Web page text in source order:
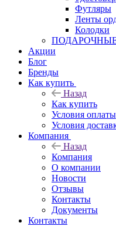
Футляры
Ленты
Колодки
Акции
Блог
Бренды
Как купить
Назад
Как купить
Условия оплаты
Условия
Компания
Назад
Компания
О компании
Новости
Отзывы
Контакты
Документы
Контакты